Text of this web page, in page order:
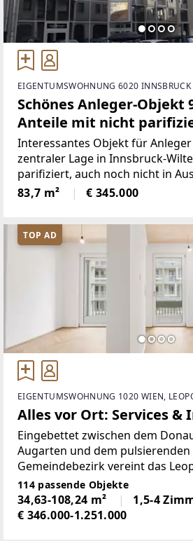
EIGENTUMSWOHNUNG 6020 INNSBRUCK
Schönes Anleger-Objekt
Anteile mit nicht
zugeordneten
Plätzen Wilten
Interessantes Objekt für
zentraler Lage in Innsbruck-
parifiziert, auch noch nicht in
2-Zimmer-Wohnungen mit
Tiefgaragen-Staplerplätze bis
83,7 m² € 345.000
TOP AD
EIGENTUMSWOHNUNG 1020 WIEN,
Alles vor Ort: Services
Eingebettet zwischen dem
Augarten und dem pulsierenden
Gemeindebezirk vereint das
Urbanität und höchste
Stephansdom, Kärntner Straße
kulinarischen Hotspots des
114 passende Objekte
34,63-108,24 m²
1,5-4
€ 346.000-1.251.000